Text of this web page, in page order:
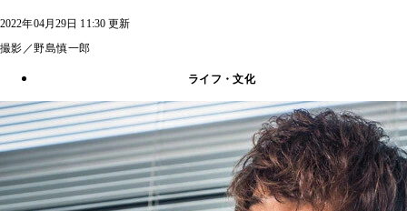
2022年04月29日 11:30 更新
撮影／野島慎一郎
ライフ・文化